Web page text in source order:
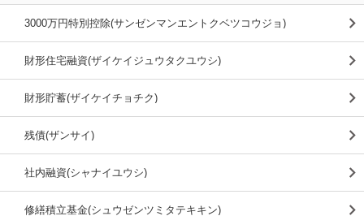
3000万円特別控除(サンゼンマンエントクベツコウジョ)
財形住宅融資(ザイケイジュウタクユウシ)
財形貯蓄(ザイケイチョチク)
残債(ザンサイ)
社内融資(シャナイユウシ)
修繕積立基金(シュウゼンツミタテキキン)